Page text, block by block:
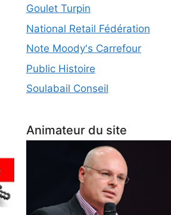
Goulet Turpin
National Retail Fédération
Note Moody's Carrefour
Public Histoire
Soulabail Conseil
Animateur du site